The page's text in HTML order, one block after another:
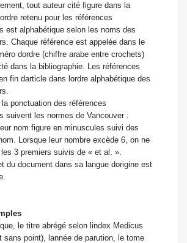
tout auteur cité figure dans la
retenu pour les références
est alphabétique selon les noms des
Chaque référence est appelée dans le
dordre (chiffre arabe entre crochets)
dans la bibliographie. Les références
fin darticle dans lordre alphabétique des
ponctuation des références
suivent les normes de Vancouver :
leur nom figure en minuscules suivi des
Lorsque leur nombre excède 6, on ne
3 premiers suivis de « et al. ».
du document dans sa langue dorigine est
le titre abrégé selon lindex Medicus
point), lannée de parution, le tome